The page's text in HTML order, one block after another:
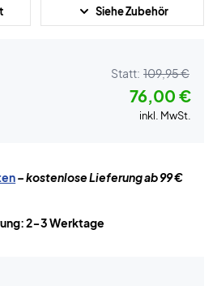
Siehe Zubehör
Statt: 109,95 €
76,00 €
inkl. MwSt.
– kostenlose Lieferung ab 99 €
2-3 Werktage